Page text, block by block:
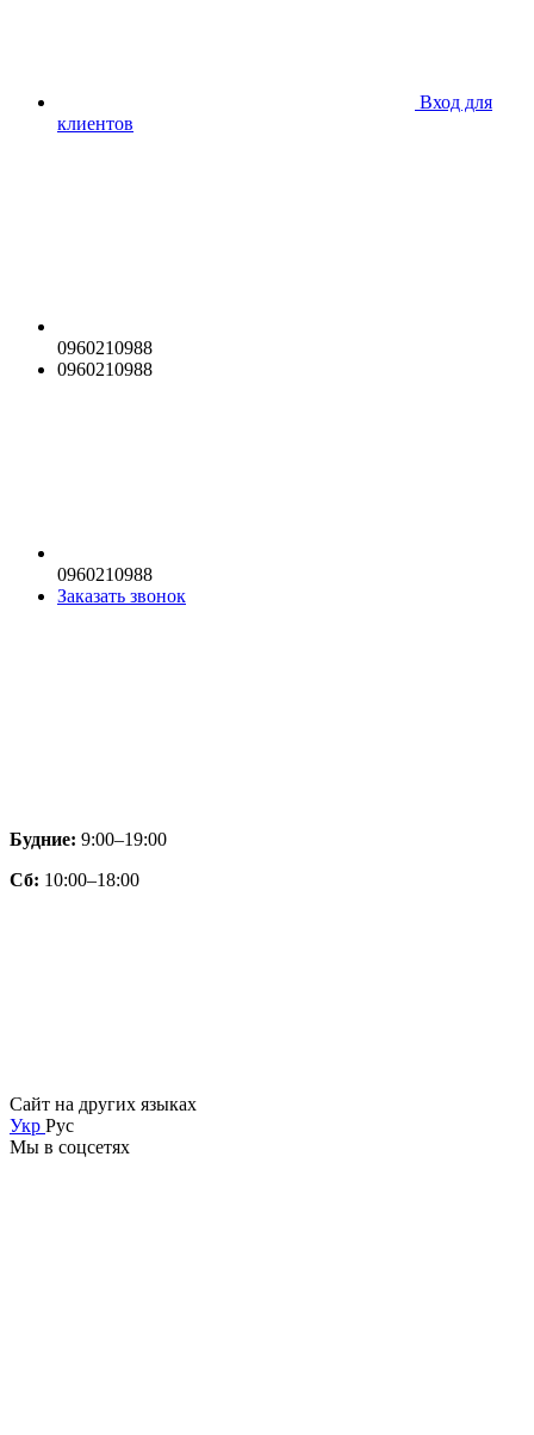
Вход для
клиентов
0960210988
0960210988
0960210988
Заказать звонок
Будние: 9:00–19:00
Сб: 10:00–18:00
Сайт на других языках
Укр Рус
Мы в соцсетях